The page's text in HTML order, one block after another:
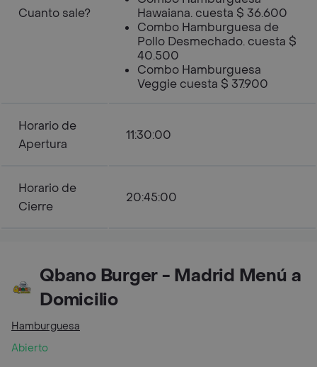
Cuanto sale?
Hawaiana. cuesta $ 36.600
Combo Hamburguesa de
Pollo Desmechado. cuesta $
40.500
Combo Hamburguesa
Veggie cuesta $ 37.900
Horario de
Apertura
11:30:00
Horario de
Cierre
20:45:00
Qbano Burger - Madrid Menú a
Domicilio
Hamburguesa
Abierto